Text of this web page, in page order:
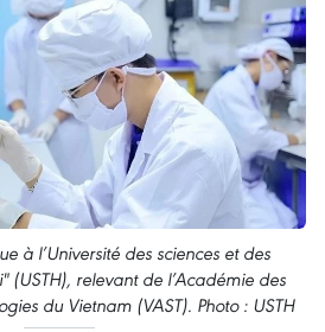
à l’Université des sciences et des
(USTH), relevant de l’Académie des
du Vietnam (VAST). Photo : USTH